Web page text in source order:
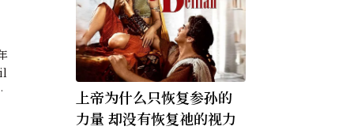
上帝为什么只恢复参孙的
力量 却没有恢复祂的视力